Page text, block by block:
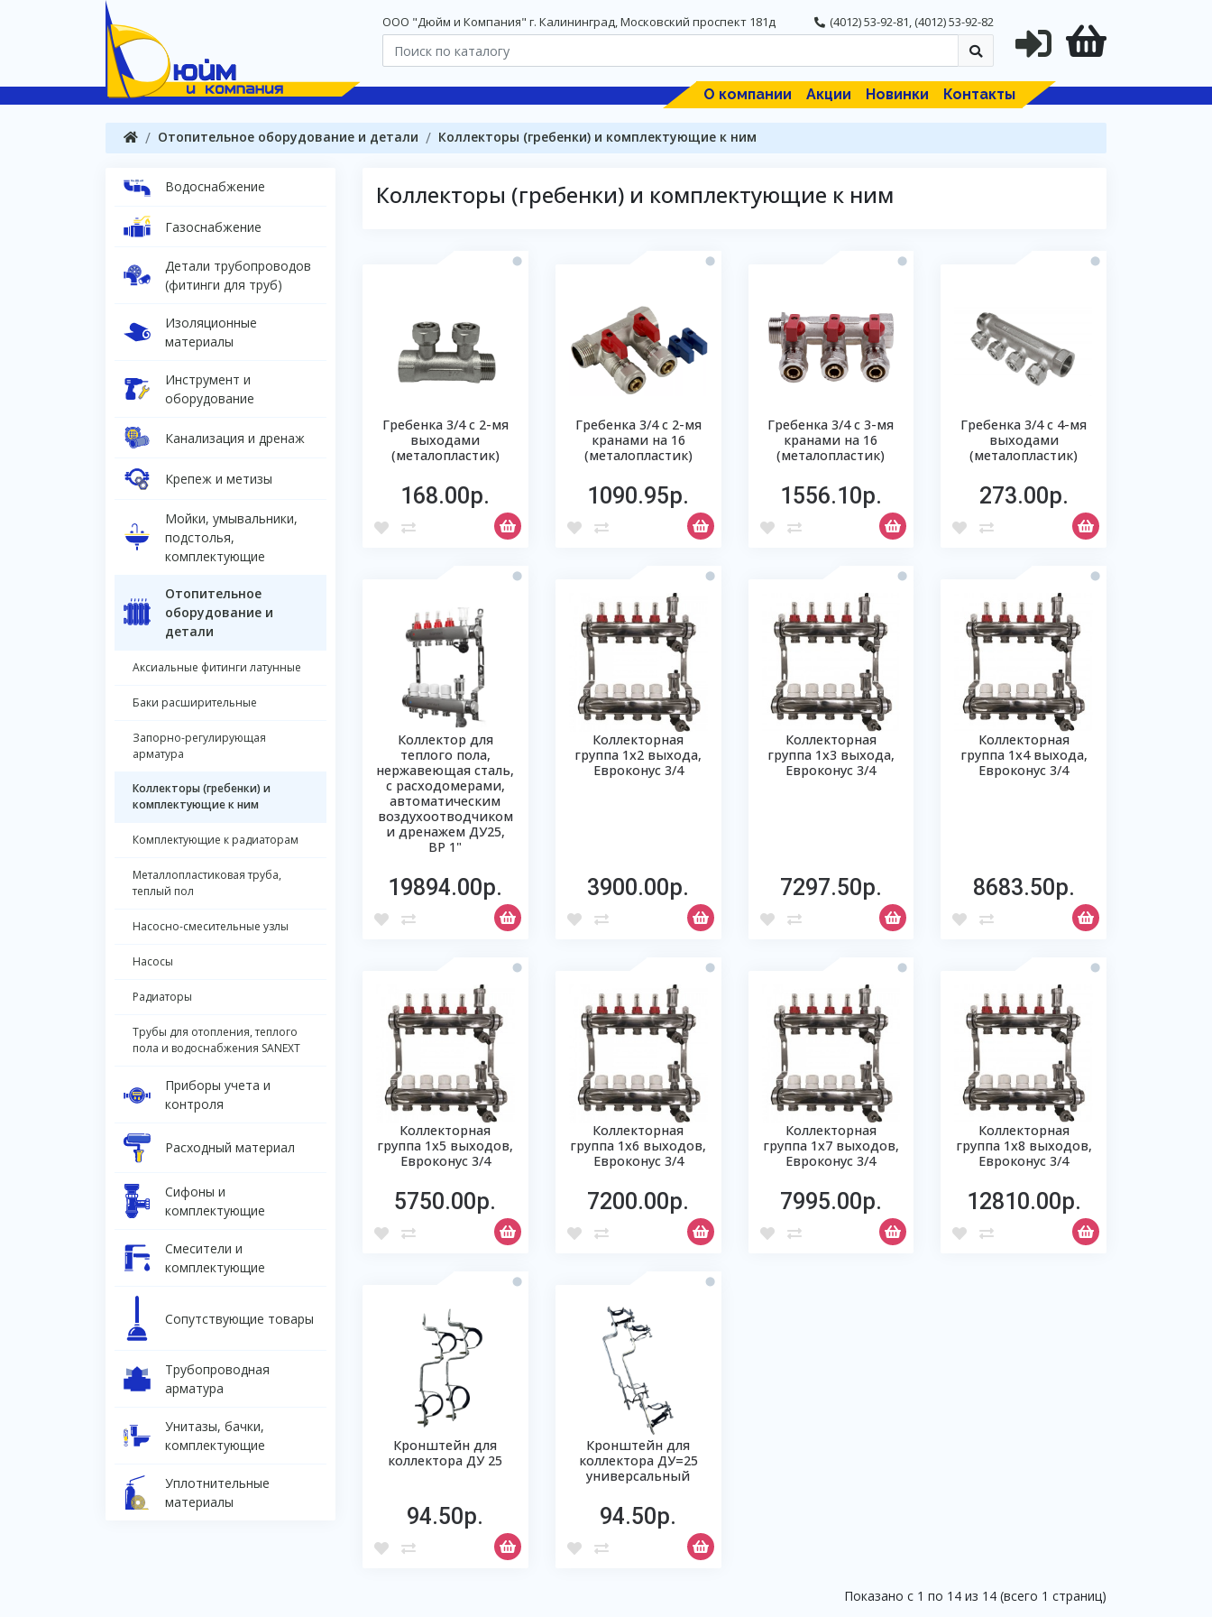
OOO "Дюйм и Компания" г. Калининград, Московский проспект 181д (4012) 53-92-81,(4012) 53-92-82
О компании Акции Новинки Контакты
Отопительное оборудование и детали Коллекторы (гребенки) и комплектующие к ним
Водоснабжение
Газоснабжение
Детали трубопроводов
(фитинги для труб)
Изоляционные
материалы
Инструмент и
оборудование
Канализация и дренаж
Крепеж и метизы
Мойки, умывальники,
подстолья,
комплектующие
Отопительное
оборудование и
детали
Аксиальные фитинги латунные
Баки расширительные
Запорно-регулирующая
арматура
Коллекторы (гребенки) и
комплектующие к ним
Комплектующие к радиаторам
Металлопластиковая труба,
теплый пол
Насосно-смесительные узлы
Насосы
Радиаторы
Трубы для отопления, теплого
пола и водоснабжения SANEXT
Приборы учета и
контроля
Расходный материал
Сифоны и
комплектующие
Смесители и
комплектующие
Сопутствующие товары
Трубопроводная
арматура
Унитазы, бачки,
комплектующие
Уплотнительные
материалы
Коллекторы (гребенки) и комплектующие к ним
Гребенка 3/4 с 2-мя
выходами
(металопластик)
168.00р.
Гребенка 3/4 с 2-мя
кранами на 16
(металопластик)
1090.95р.
Гребенка 3/4 с 3-мя
кранами на 16
(металопластик)
1556.10р.
Гребенка 3/4 с 4-мя
выходами
(металопластик)
273.00р.
Коллектор для
теплого пола,
нержавеющая сталь,
с расходомерами,
автоматическим
воздухоотводчиком
и дренажем ДУ25,
ВР 1"
19894.00р.
Коллекторная
группа 1х2 выхода,
Евроконус 3/4
3900.00р.
Коллекторная
группа 1х3 выхода,
Евроконус 3/4
7297.50р.
Коллекторная
группа 1х4 выхода,
Евроконус 3/4
8683.50р.
Коллекторная
группа 1х5 выходов,
Евроконус 3/4
5750.00р.
Коллекторная
группа 1х6 выходов,
Евроконус 3/4
7200.00р.
Коллекторная
группа 1х7 выходов,
Евроконус 3/4
7995.00р.
Коллекторная
группа 1х8 выходов,
Евроконус 3/4
12810.00р.
Кронштейн для
коллектора ДУ 25
94.50р.
Кронштейн для
коллектора ДУ=25
универсальный
94.50р.
Показано с 1 по 14 из 14 (всего 1 страниц)